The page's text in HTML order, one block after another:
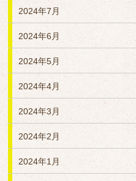
2024年7月
2024年6月
2024年5月
2024年4月
2024年3月
2024年2月
2024年1月